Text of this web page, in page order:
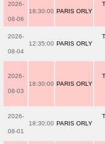
2026-
08-06
18:30:00 PARIS ORLY
2026-
08-04
12:35:00 PARIS ORLY
2026-
08-03
18:30:00 PARIS ORLY
2026-
08-01
18:30:00 PARIS ORLY